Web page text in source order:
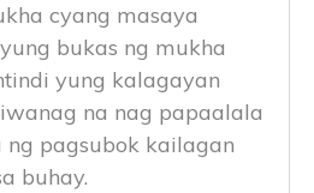
cyang masaya
bukas ng mukha
yung kalagayan
na nag papaalala
ng pagsubok kailagan
buhay.